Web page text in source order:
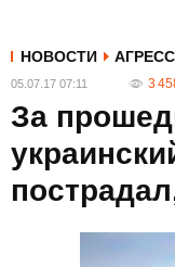
НОВОСТИ
05.07.17 07:11 3
За